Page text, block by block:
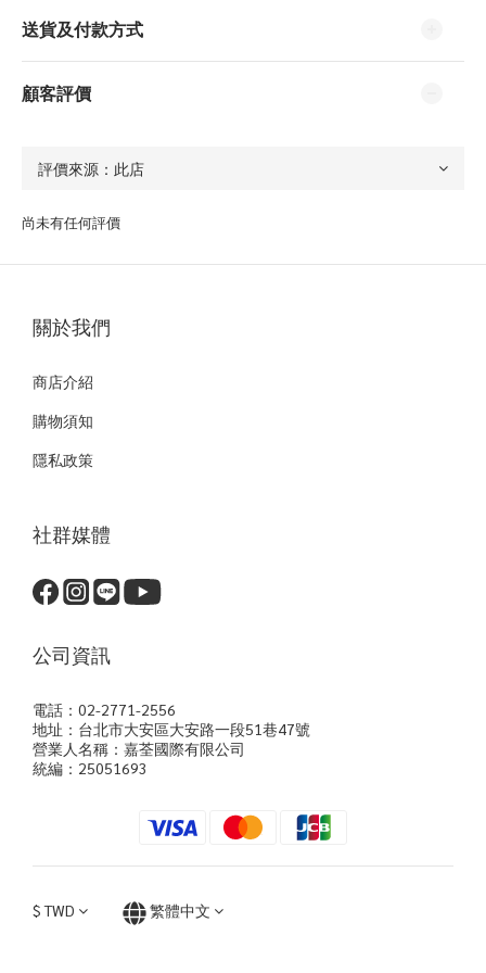
送貨及付款方式
顧客評價
尚未有任何評價
關於我們
商店介紹
購物須知
隱私政策
社群媒體
公司資訊
電話：02-2771-2556
地址：台北市大安區大安路一段51巷47號
營業人名稱：嘉荃國際有限公司
統編：25051693
$ TWD 繁體中文